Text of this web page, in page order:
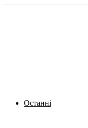
Останні